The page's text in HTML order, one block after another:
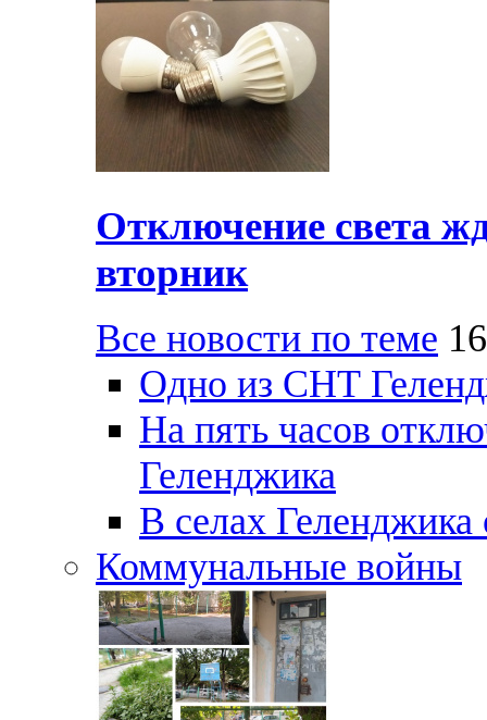
Отключение света
вторник
Все новости по теме
Одно из СНТ
На пять часов
Геленджика
В селах Геленджика
Коммунальные войны